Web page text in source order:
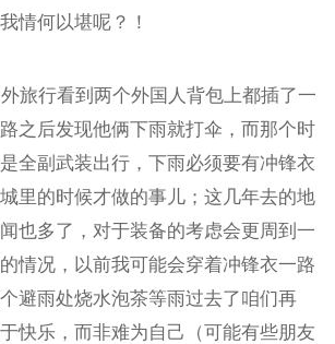
情何以堪呢？！
行看到两个外国人背包上都插了一
之后发现他俩下雨就打伞，而那个时
全副武装出行，下雨必须要有冲锋衣
里的时候才做的事儿；这几年去的地
也多了，对于装备的考虑会更周到一
情况，以前我可能会穿着冲锋衣一路
避雨处烧水泡茶等雨过去了咱们再
快乐，而非难为自己（可能有些朋友